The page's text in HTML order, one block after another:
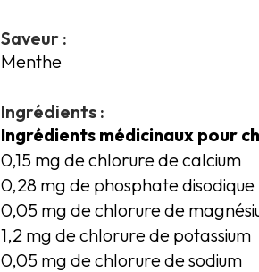
Saveur :
Menthe
Ingrédients :
Ingrédients médicinaux pour
0,15 mg de chlorure de calcium
0,28 mg de phosphate disodique
0,05 mg de chlorure de
1,2 mg de chlorure de potassium
0,05 mg de chlorure de sodium